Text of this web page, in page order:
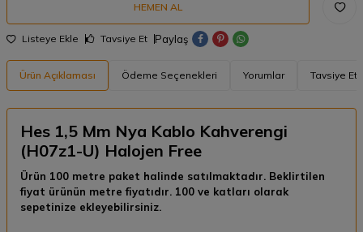
HEMEN AL
Listeye Ekle Tavsiye Et Paylaş
Ürün Açıklaması Ödeme Seçenekleri Yorumlar Tavsiye Et
Hes 1,5 Mm Nya Kablo Kahverengi
(H07z1-U) Halojen Free
Ürün 100 metre paket halinde satılmaktadır. Beklirtilen
fiyat ürünün metre fiyatıdır. 100 ve katları olarak
sepetinize ekleyebilirsiniz.